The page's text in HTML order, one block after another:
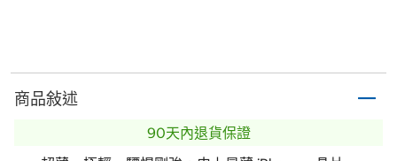
商品敍述
90天內退貨保證